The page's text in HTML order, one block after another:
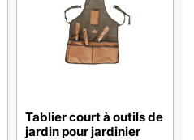
Tablier court à outils de
jardin pour jardinier